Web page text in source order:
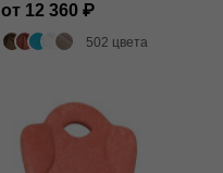
от 12 360
502 цвета